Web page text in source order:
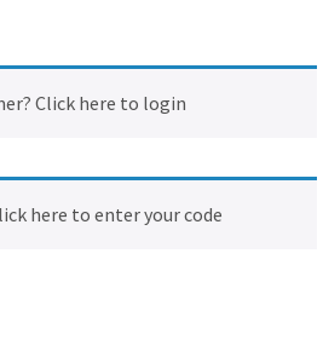
Click here to login
here to enter your code